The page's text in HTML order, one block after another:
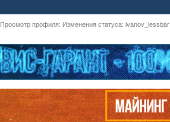
Просмотр профиля: Изменения статуса: ivanov_lessbar